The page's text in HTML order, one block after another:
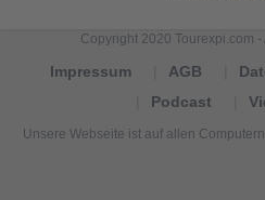
Copyright 2020 Tourexpi.com
Impressum AGB
Podcast
Unsere Webseite ist auf allen